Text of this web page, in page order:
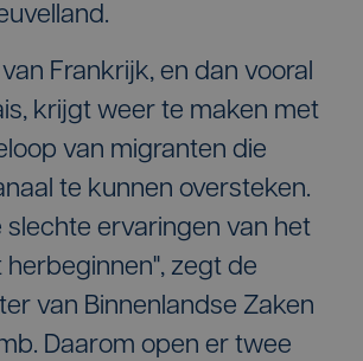
Frankrijk, en dan vooral
krijgt weer te maken met
van migranten die
te kunnen oversteken.
slechte ervaringen van het
zegt de
van Binnenlandse Zaken
Daarom open er twee